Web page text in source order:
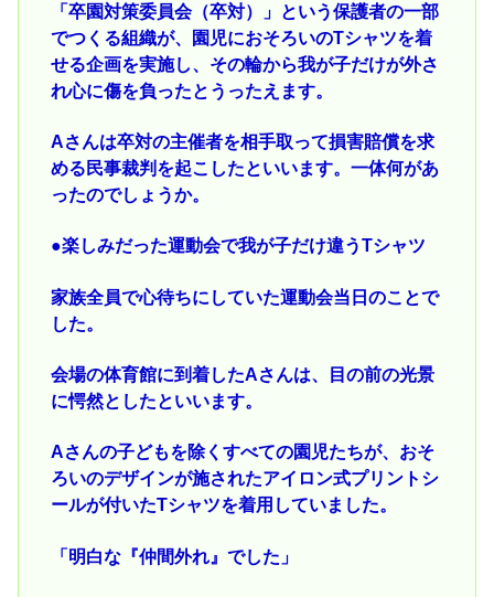
「卒園対策委員会（卒対）」という保護者の一部
でつくる組織が、園児におそろいのTシャツを着
せる企画を実施し、その輪から我が子だけが外さ
れ心に傷を負ったとうったえます。
Aさんは卒対の主催者を相手取って損害賠償を求
める民事裁判を起こしたといいます。一体何があ
ったのでしょうか。
●楽しみだった運動会で我が子だけ違うTシャツ
家族全員で心待ちにしていた運動会当日のことで
した。
会場の体育館に到着したAさんは、目の前の光景
に愕然としたといいます。
Aさんの子どもを除くすべての園児たちが、おそ
ろいのデザインが施されたアイロン式プリントシ
ールが付いたTシャツを着用していました。
「明白な『仲間外れ』でした」